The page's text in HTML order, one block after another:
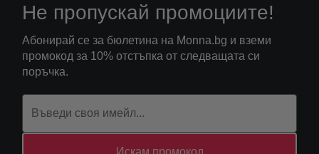
Не пропускай промоциите!
Абонирай се за бюлетина на Monna.bg и вземи
промокод за 10% отстъпка от следващата си
поръчка.
Искам промокод